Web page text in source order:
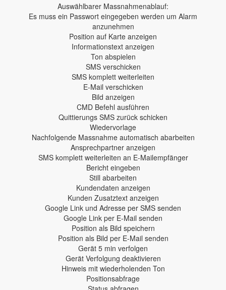
Auswählbarer Massnahmenablauf:
Es muss ein Passwort eingegeben werden um Alarm
anzunehmen
Position auf Karte anzeigen
Informationstext anzeigen
Ton abspielen
SMS verschicken
SMS komplett weiterleiten
E-Mail verschicken
Bild anzeigen
CMD Befehl ausführen
Quittierungs SMS zurück schicken
Wiedervorlage
Nachfolgende Massnahme automatisch abarbeiten
Ansprechpartner anzeigen
SMS komplett weiterleiten an E-Mailempfänger
Bericht eingeben
Still abarbeiten
Kundendaten anzeigen
Kunden Zusatztext anzeigen
Google Link und Adresse per SMS senden
Google Link per E-Mail senden
Position als Bild speichern
Position als Bild per E-Mail senden
Gerät 5 min verfolgen
Gerät Verfolgung deaktivieren
Hinweis mit wiederholenden Ton
Positionsabfrage